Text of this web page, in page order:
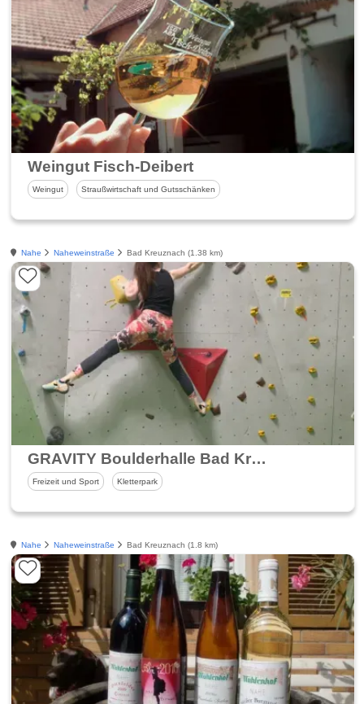
Weingut Fisch-Deibert
Weingut Straußwirtschaft und Gutsschänken
Nahe Naheweinstraße Bad Kreuznach (1.38 km)
GRAVITY Boulderhalle Bad Kreuznach
Freizeit und Sport Kletterpark
Nahe Naheweinstraße Bad Kreuznach (1.8 km)